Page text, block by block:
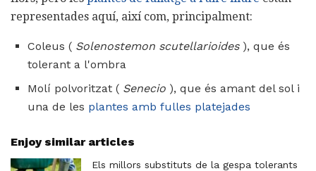
representades aquí, així com, principalment:
Coleus ( Solenostemon scutellarioides), que és
tolerant a l'ombra
Molí polvoritzat ( Senecio ), que és amant del sol i
una de les plantes amb fulles platejades
Enjoy similar articles
Els millors substituts de la gespa tolerants